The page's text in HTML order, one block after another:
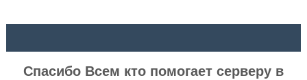
Спасибо Всем кто помогает серверу в